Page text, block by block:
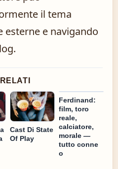
il tema
esterne e navigando
Cast Di State
Of Play
Ferdinand:
film, toro
reale,
calciatore,
morale —
tutto conne
o